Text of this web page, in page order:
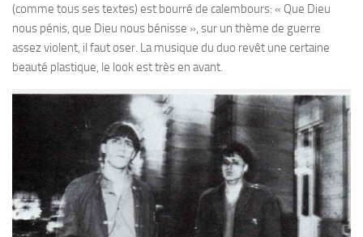
(comme tous ses textes) est bourré de calembours: « Que Dieu
nous pénis, que Dieu nous bénisse », sur un thème de guerre
assez violent, il faut oser. La musique du duo revêt une certaine
beauté plastique, le look est très en avant.